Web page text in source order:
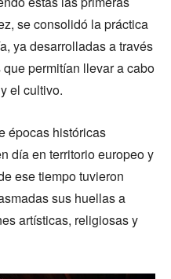
se consolidó la práctica
ya desarrolladas a través
permitían llevar a cabo
el cultivo.
épocas históricas
día en territorio europeo y
ese tiempo tuvieron
sus huellas a
artísticas, religiosas y